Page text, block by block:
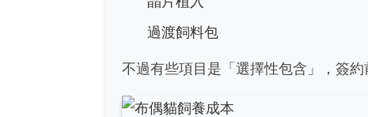
過渡飼料包
不過有些項目是「選擇性包含」，簽